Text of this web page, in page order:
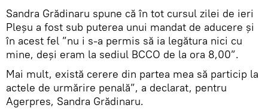
Sandra Grădinaru spune că în tot cursul zilei de ieri
Pleșu a fost sub puterea unui mandat de aducere și
în acest fel ”nu i s-a permis să ia legătura nici cu
mine, deşi eram la sediul BCCO de la ora 8,00”.
Mai mult, există cerere din partea mea să particip la
actele de urmărire penală”, a declarat, pentru
Agerpres, Sandra Grădinaru.